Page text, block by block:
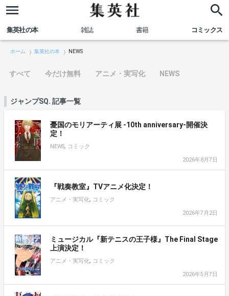
集英社の本 雑誌 書籍 コミックス
ホーム 集英社の本 NEWS
すべて 今だけ無料 アニメ・実写化 NEWS
ジャンプSQ. 記事一覧
憂国のモリアーティ展 -10th anniversary-開催決
定！
NEWS, コミック
2026年8月7日
『戦奏教室』TVアニメ化決定！
アニメ・実写化, コミック
2026年7月2日
ミュージカル『新テニスの王子様』The Final Stage
上演決定！
アニメ・実写化, コミック
2026年5月7日